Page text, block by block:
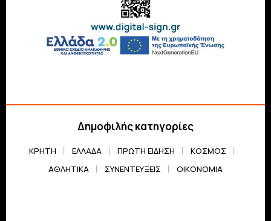
Δημοφιλής κατηγορίες
ΚΡΗΤΗ ΕΛΛΆΔΑ ΠΡΏΤΗ ΕΊΔΗΣΗ
ΚΌΣΜΟΣ
ΑΘΛΗΤΙΚΆ
ΣΥΝΕΝΤΕΎΞΕΙΣ ΟΙΚΟΝΟΜΊΑ